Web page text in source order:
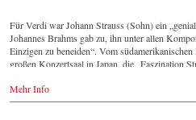
Diese digital überarbeite Aufnahme aus dem
Serie von Veröffentlichungen, die über die
Freunden aus aller Welt, auch selten gespielte
unvergleichlichen Qualität präsentieren wird.
Für Verdi war Johann Strauss (Sohn) ein
Johannes Brahms gab zu, ihn unter allen
Einzigen zu beneiden“. Vom
großen Konzertsaal in Japan, die „Faszination
Diese digital überarbeite historische Aufnahme
Mehr Info